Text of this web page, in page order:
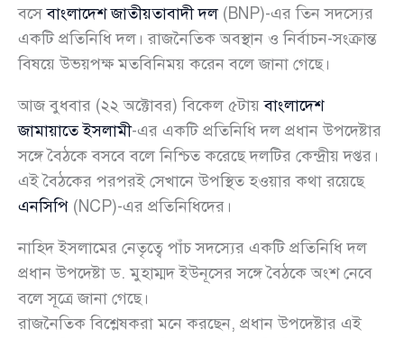
বসেবাংলাদেশ জাতীয়তাবাদী দল(BNP)-এর তিন সদস্যের
একটি প্রতিনিধি দল। রাজনৈতিক অবস্থান ও নির্বাচন-সংক্রান্ত
বিষয়ে উভয়পক্ষ মতবিনিময় করেন বলে জানা গেছে।
আজ বুধবার (২২ অক্টোবর) বিকেল ৫টায়বাংলাদেশ
জামায়াতে ইসলামী-এর একটি প্রতিনিধি দল প্রধান উপদেষ্টার
সঙ্গে বৈঠকে বসবে বলে নিশ্চিত করেছে দলটির কেন্দ্রীয় দপ্তর।
এই বৈঠকের পরপরই সেখানে উপস্থিত হওয়ার কথা রয়েছে
এনসিপি (NCP)-এর প্রতিনিধিদের।
নাহিদ ইসলামের নেতৃত্বে পাঁচ সদস্যের একটি প্রতিনিধি দল
প্রধান উপদেষ্টা ড. মুহাম্মদ ইউনূসের সঙ্গে বৈঠকে অংশ নেবে
বলে সূত্রে জানা গেছে।
রাজনৈতিক বিশ্লেষকরা মনে করছেন, প্রধান উপদেষ্টার এই